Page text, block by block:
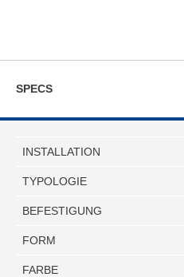
SPECS
INSTALLATION
TYPOLOGIE
BEFESTIGUNG
FORM
FARBE